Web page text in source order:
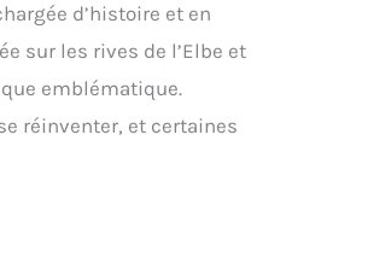
d’histoire et en
sur les rives de l’Elbe et
emblématique.
réinventer, et certaines